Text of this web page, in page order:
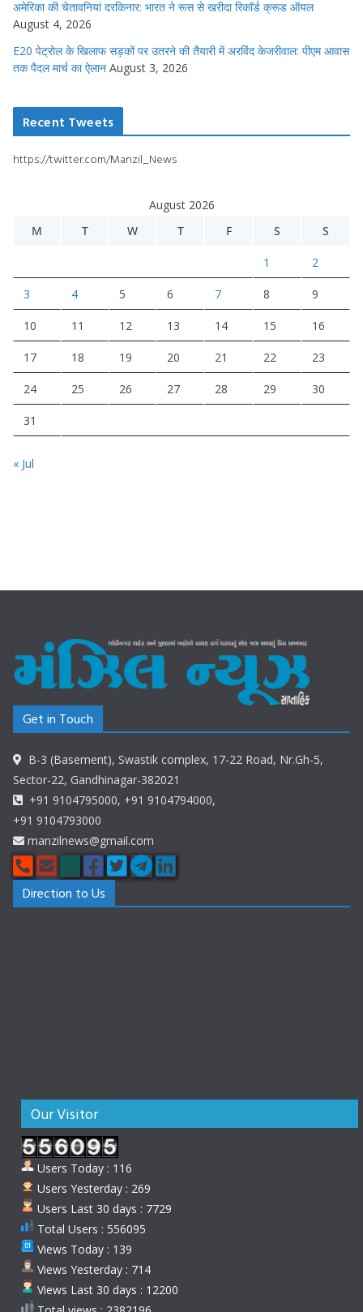
अमेरिका की चेतावनियां दरकिनार: भारत ने रूस से खरीदा रिकॉर्ड क्रूड ऑयल
August 4, 2026
E20 पेट्रोल के खिलाफ सड़कों पर उतरने की तैयारी में अरविंद केजरीवाल: पीएम आवास
तक पैदल मार्च का ऐलान August 3, 2026
Recent Tweets
https://twitter.com/Manzil_News
August 2026
M
T W T F S S
1 2
3 4 5 6 7 8 9
10 11 12 13 14 15 16
17 18 19 20 21 22 23
24 25 26 27 28 29 30
31
« Jul
Get in Touch
B-3 (Basement), Swastik complex, 17-22 Road, Nr.Gh-5,
Sector-22, Gandhinagar-382021
+91 9104795000, +91 9104794000,
+91 9104793000
manzilnews@gmail.com
Direction to Us
Our Visitor
Users Today : 116
Users Yesterday : 269
Users Last 30 days : 7729
Total Users : 556095
Views Today : 139
Views Yesterday : 714
Views Last 30 days : 12200